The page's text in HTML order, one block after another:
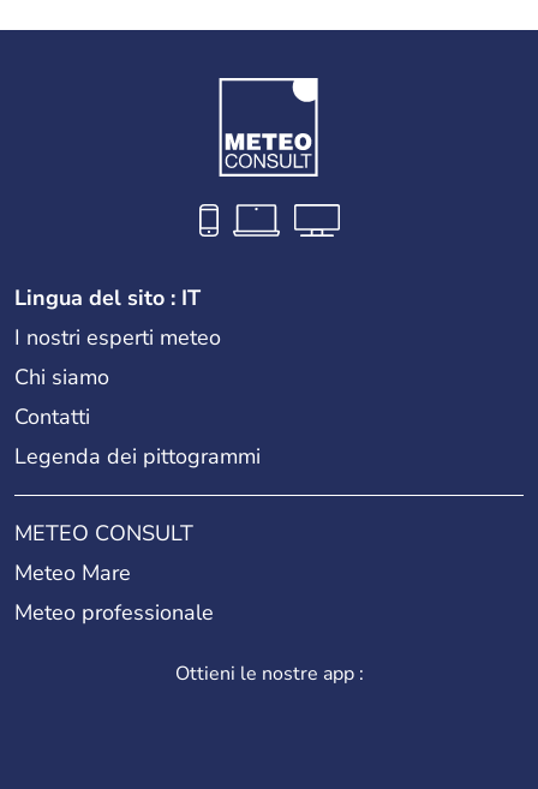
Lingua del sito : IT
I nostri esperti meteo
Chi siamo
Contatti
Legenda dei pittogrammi
METEO CONSULT
Meteo Mare
Meteo professionale
Ottieni le nostre app :